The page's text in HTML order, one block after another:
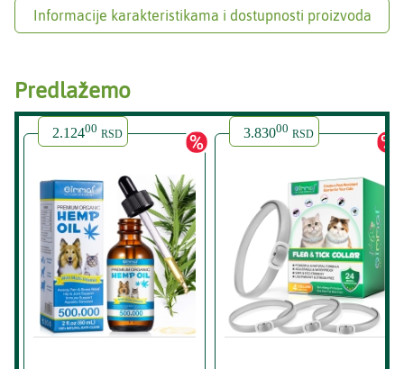
Informacije karakteristikama i dostupnosti proizvoda
Predlažemo
2.12400 RSD 3.83000 RSD